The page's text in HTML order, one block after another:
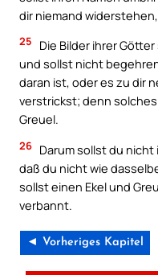
dir niemand
25
Die Bilder ihrer
und sollst nicht
daran ist, oder es zu dir
verstrickst; denn solches
Greuel.
26 Darum sollst du nicht
daß du nicht wie
sollst einen Ekel und
verbannt.
◄ Vorheriges Kapitel